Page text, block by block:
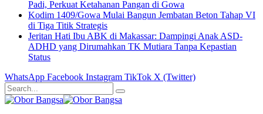
Padi, Perkuat Ketahanan Pangan di Gowa
Kodim 1409/Gowa Mulai Bangun Jembatan Beton Tahap VI
di Tiga Titik Strategis
Jeritan Hati Ibu ABK di Makassar: Dampingi Anak ASD-
ADHD yang Dirumahkan TK Mutiara Tanpa Kepastian
Status
WhatsApp Facebook Instagram TikTok X (Twitter)